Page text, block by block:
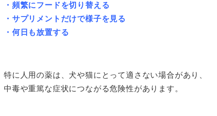
・頻繁にフードを切り替える
・サプリメントだけで様子を見る
・何日も放置する
特に人用の薬は、犬や猫にとって適さない場合があり、
中毒や重篤な症状につながる危険性があります。